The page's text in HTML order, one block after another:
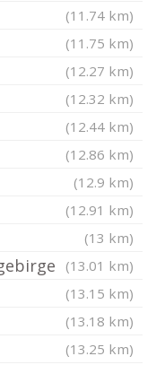
(11.74 km)
(11.75 km)
(12.27 km)
(12.32 km)
(12.44 km)
(12.86 km)
(12.9 km)
(12.91 km)
(13 km)
(13.01 km)
(13.15 km)
(13.18 km)
(13.25 km)